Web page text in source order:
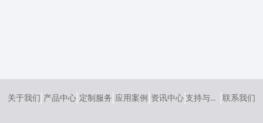
关于我们 产品中心 定制服务 应用案例 资讯中心 支持与服务 联系我们